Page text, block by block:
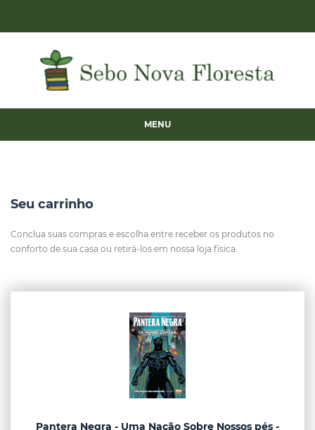
MENU
Seu carrinho
Conclua suas compras e escolha entre receber os produtos no
conforto de sua casa ou retirá-los em nossa loja física.
Pantera Negra - Uma Nação Sobre Nossos pés -